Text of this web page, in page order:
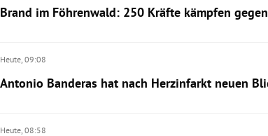
Brand im Föhrenwald: 250 Kräfte kämpfen
Heute, 09:08
Antonio Banderas hat nach Herzinfarkt neuen
Heute, 08:58